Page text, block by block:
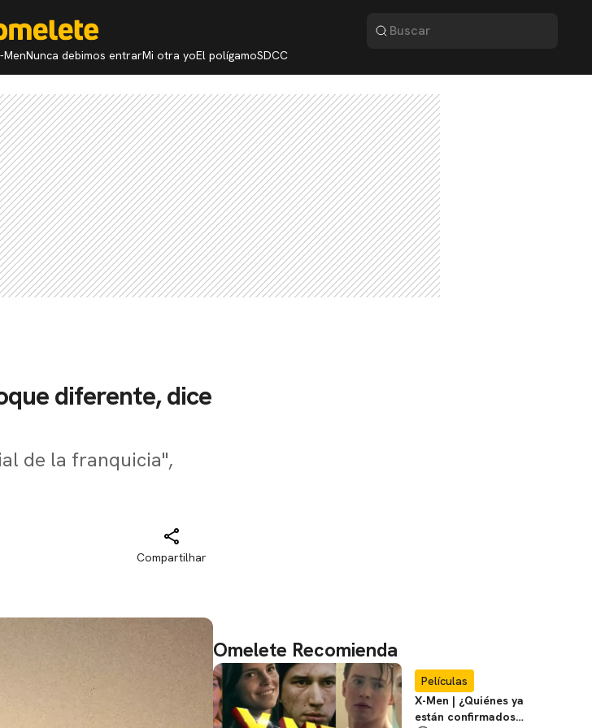
MenNunca debimos entrarMi otra yoEl polígamoSDCC
diferente, dice
de la franquicia",
Compartilhar
Omelete Recomienda
Películas
X-Men | ¿Quiénes ya
están confirmados